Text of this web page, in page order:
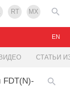
RT MX
ВИДЕО СТАТЬИ
EN
FDT(N)-